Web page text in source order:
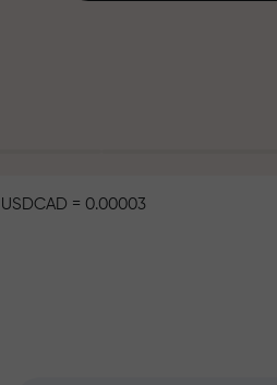
USDCAD = 0.00003